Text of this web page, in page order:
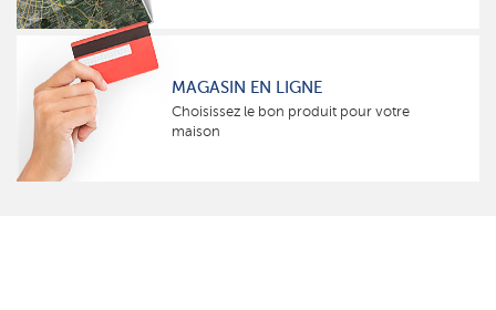
MAGASIN EN LIGNE
Choisissez le bon produit pour votre
maison